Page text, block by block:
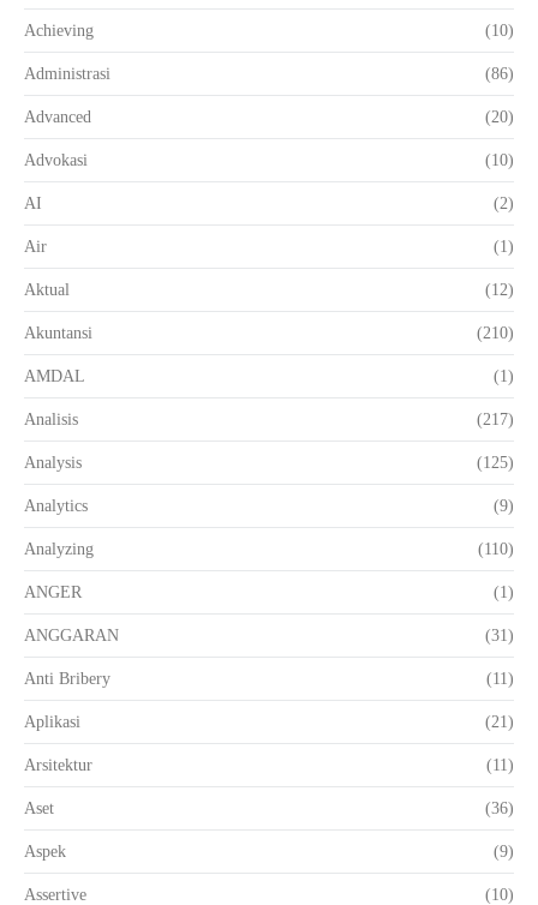
Achieving (10)
Administrasi (86)
Advanced (20)
Advokasi (10)
AI (2)
Air (1)
Aktual (12)
Akuntansi (210)
AMDAL (1)
Analisis (217)
Analysis (125)
Analytics (9)
Analyzing (110)
ANGER (1)
ANGGARAN (31)
Anti Bribery (11)
Aplikasi (21)
Arsitektur (11)
Aset (36)
Aspek (9)
Assertive (10)